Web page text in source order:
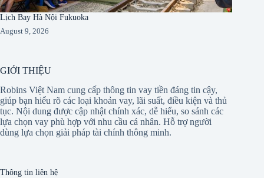
Lịch Bay Hà Nội Fukuoka
August 9, 2026
GIỚI THIỆU
Robins Việt Nam cung cấp thông tin vay tiền đáng tin cậy,
giúp bạn hiểu rõ các loại khoản vay, lãi suất, điều kiện và thủ
tục. Nội dung được cập nhật chính xác, dễ hiểu, so sánh các
lựa chọn vay phù hợp với nhu cầu cá nhân. Hỗ trợ người
dùng lựa chọn giải pháp tài chính thông minh.
Thông tin liên hệ